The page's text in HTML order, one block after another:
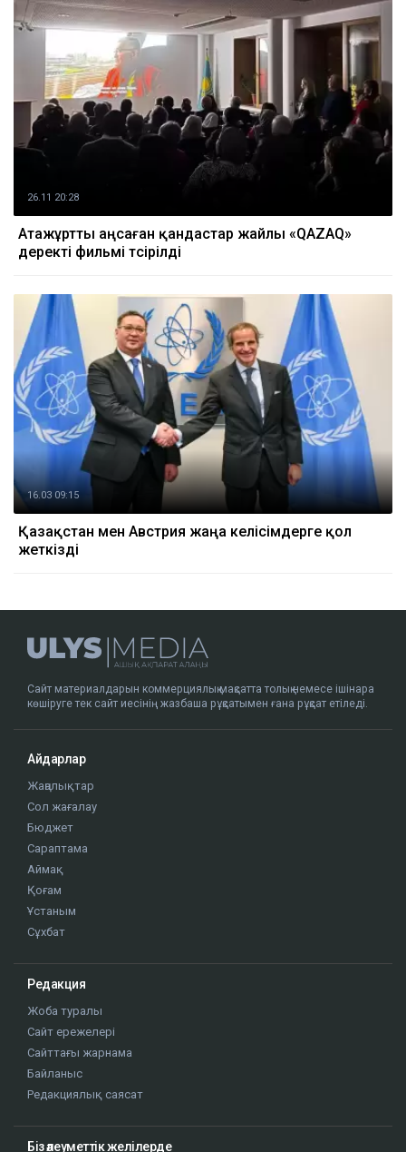
26.11 20:28
Атажұртты аңсаған қандастар жайлы «QAZAQ»
деректі фильмі түсірілді
16.03 09:15
Қазақстан мен Австрия жаңа келісімдерге қол
жеткізді
Сайт материалдарын коммерциялық мақсатта толық немесе ішінара
көшіруге тек сайт иесінің жазбаша рұқсатымен ғана рұқсат етіледі.
Айдарлар
Жаңалықтар
Сол жағалау
Бюджет
Сараптама
Аймақ
Қоғам
Ұстаным
Сұхбат
Редакция
Жоба туралы
Сайт ережелері
Сайттағы жарнама
Байланыс
Редакциялық саясат
Біз әлеуметтік желілерде